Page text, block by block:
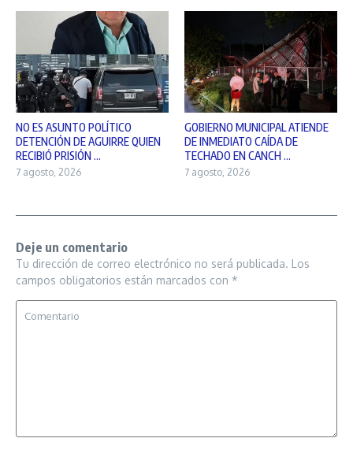
NO ES ASUNTO POLÍTICO
DETENCIÓN DE AGUIRRE QUIEN
RECIBIÓ PRISIÓN ...
7 agosto, 2026
GOBIERNO MUNICIPAL ATIENDE
DE INMEDIATO CAÍDA DE
TECHADO EN CANCH ...
7 agosto, 2026
Deje un comentario
Tu dirección de correo electrónico no será publicada. Los
campos obligatorios están marcados con *